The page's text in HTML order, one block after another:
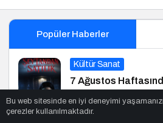
Popüler Haberler
Kültür Sanat
7 Ağustos
Filmler
Bu web sitesinde en iyi deneyimi
çerezler kullanılmaktadır.